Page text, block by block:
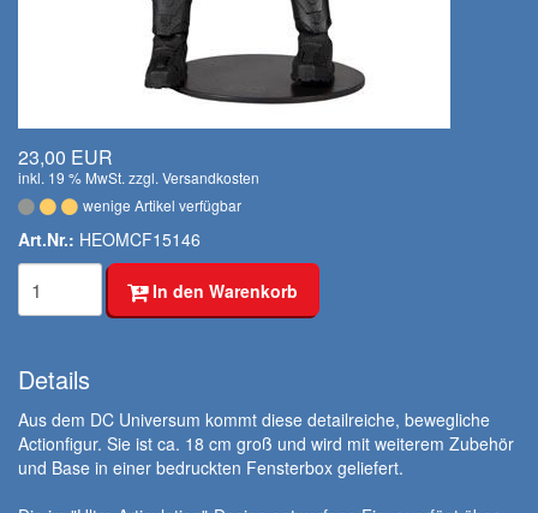
23,00 EUR
inkl. 19 % MwSt. zzgl. Versandkosten
wenige Artikel verfügbar
Art.Nr.: HEOMCF15146
In den Warenkorb
Details
Aus dem DC Universum kommt diese detailreiche, bewegliche
Actionfigur. Sie ist ca. 18 cm groß und wird mit weiterem Zubehör
und Base in einer bedruckten Fensterbox geliefert.